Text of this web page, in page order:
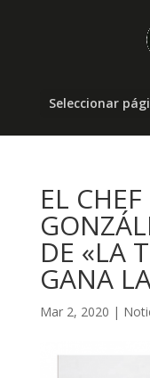
Seleccionar
EL
DE «LA
GANA
Mar 2, 2020 |